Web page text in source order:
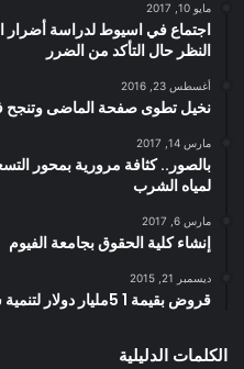
مايو 10, 2017
اجتماع في اسيوط لدراسة أضرار
النظر حال التأكد من الضرر
أغسطس 23, 2016
نخيل تطوى صفحة الماضى وتنجح
مارس 14, 2017
بالصور.. كثافة مرورية بمحور
لمياه الشرب
مارس 6, 2017
إنشاء كلية الحقوق بجامعة الفيوم
ديسمبر 21, 2015
قروض بقيمة 1 5مليار دولار لتنمية سيناء
الكلمات الدليلية